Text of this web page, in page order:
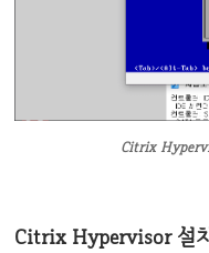
Citrix
Citrix Hypervisor 설